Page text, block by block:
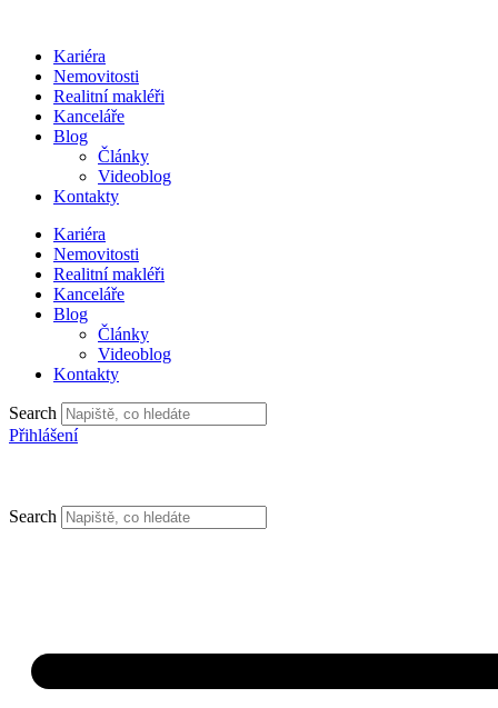
obsahuKariéra
Nemovitosti
Realitní makléři
Kanceláře
Blog
Články
Videoblog
Kontakty
Kariéra
Nemovitosti
Realitní makléři
Kanceláře
Blog
Články
Videoblog
Kontakty
Search
Přihlášení
Search